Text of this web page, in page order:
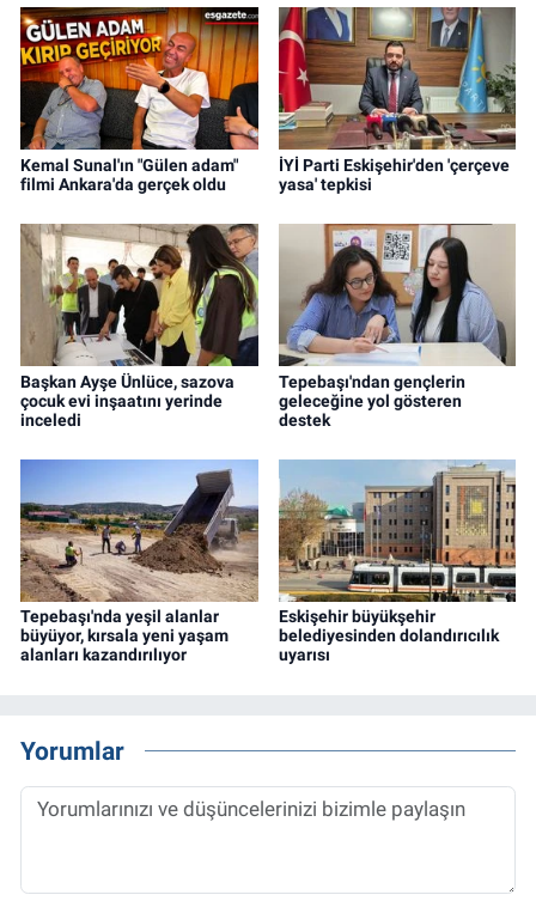
Kemal Sunal'ın "Gülen adam"
filmi Ankara'da gerçek oldu
İYİ Parti Eskişehir'den 'çerçeve
yasa' tepkisi
Başkan Ayşe Ünlüce, sazova
çocuk evi inşaatını yerinde
inceledi
Tepebaşı'ndan gençlerin
geleceğine yol gösteren
destek
Tepebaşı'nda yeşil alanlar
büyüyor, kırsala yeni yaşam
alanları kazandırılıyor
Eskişehir büyükşehir
belediyesinden dolandırıcılık
uyarısı
Yorumlar